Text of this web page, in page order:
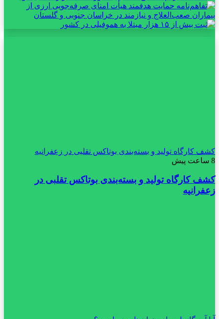
کشف کارگاه تولید و بسته‌بندی بوتاکس تقلبی در زعفرانیه
8 ساعت پیش
کشف کارگاه تولید و بسته‌بندی بوتاکس تقلبی در
زعفرانیه